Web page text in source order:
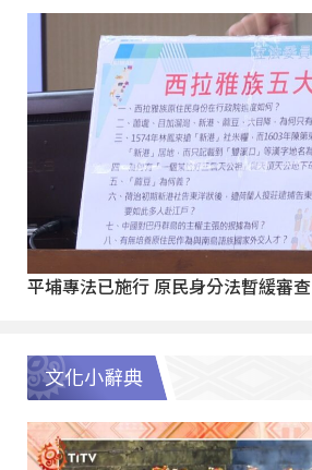
平埔專法已施行 原民身分法暫緩審查
文化小辭典